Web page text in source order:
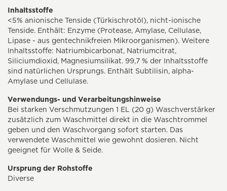
Inhaltsstoffe
<5% anionische Tenside (Türkischrotöl), nicht-ionische
Tenside. Enthält: Enzyme (Protease, Amylase, Cellulase,
Lipase - aus gentechnikfreien Mikroorganismen). Weitere
Inhaltsstoffe: Natriumbicarbonat, Natriumcitrat,
Siliciumdioxid, Magnesiumsilikat. 99,7 % der Inhaltsstoffe
sind natürlichen Ursprungs. Enthält Subtilisin, alpha-
Amylase und Cellulase.
Verwendungs- und Verarbeitungshinweise
Bei starken Verschmutzungen 1 EL (20 g) Waschverstärker
zusätzlich zum Waschmittel direkt in die Waschtrommel
geben und den Waschvorgang sofort starten. Das
verwendete Waschmittel wie gewohnt dosieren. Nicht
geeignet für Wolle & Seide.
Ursprung der Rohstoffe
Diverse